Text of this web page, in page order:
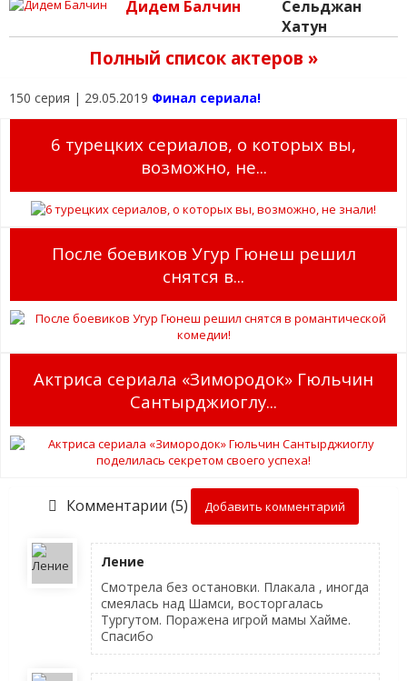
Дидем Балчин
Сельджан
Хатун
Полный список актеров »
150 серия | 29.05.2019 Финал сериала!
6 турецких сериалов, о которых вы,
возможно, не...
После боевиков Угур Гюнеш решил
снятся в...
Актриса сериала «Зимородок» Гюльчин
Сантырджиоглу...
Комментарии (5) Добавить комментарий
Ление
Смотрела без остановки. Плакала , иногда
смеялась над Шамси, восторгалась
Тургутом. Поражена игрой мамы Хайме.
Спасибо